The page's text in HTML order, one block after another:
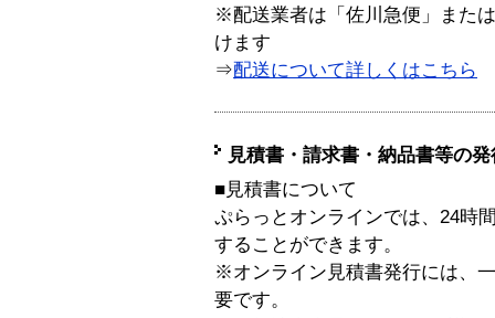
※配送業者は「佐川急便」また
けます
⇒配送について詳しくはこちら
見積書・請求書・納品書等の
■見積書について
ぷらっとオンラインでは、24時
することができます。
※オンライン見積書発行には、
要です。